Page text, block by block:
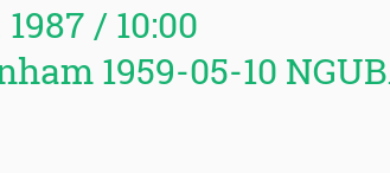
1987 / 10:00
1959-05-10